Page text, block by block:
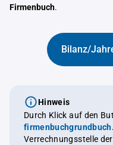
Firmenbuch.
Bilanz/
Hinweis
Durch Klick auf den
Verrechnungsstelle